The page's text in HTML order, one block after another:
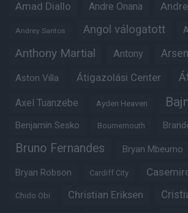
Amad Diallo Andre Onana
Andrey Santos Angol válogatott
Anthony Martial Antony
Aston Villa Átigazolási Center
Axel Tuanzebe Ayden Heaven
Benjamin Sesko Bournemouth
Bruno Fernandes Bryan Mbeumo
Bryan Robson Cardiff City
Chido Obi Christian Eriksen